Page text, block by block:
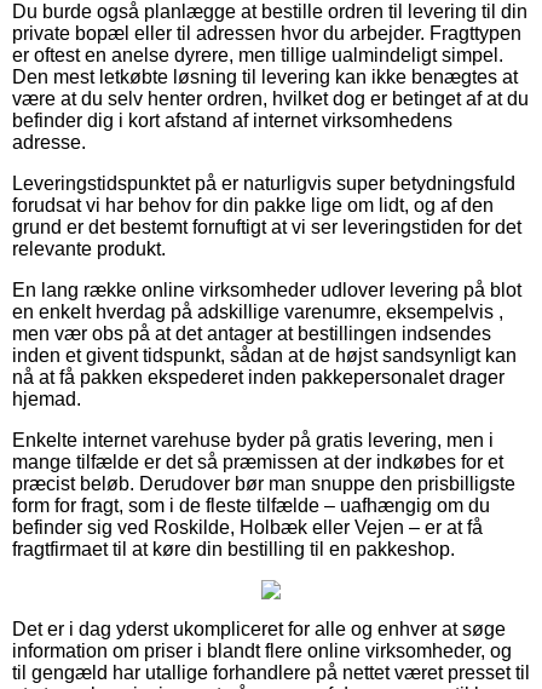
Du burde også planlægge at bestille ordren til levering til din
private bopæl eller til adressen hvor du arbejder. Fragttypen
er oftest en anelse dyrere, men tillige ualmindeligt simpel.
Den mest letkøbte løsning til levering kan ikke benægtes at
være at du selv henter ordren, hvilket dog er betinget af at du
befinder dig i kort afstand af internet virksomhedens
adresse.
Leveringstidspunktet på er naturligvis super betydningsfuld
forudsat vi har behov for din pakke lige om lidt, og af den
grund er det bestemt fornuftigt at vi ser leveringstiden for det
relevante produkt.
En lang række online virksomheder udlover levering på blot
en enkelt hverdag på adskillige varenumre, eksempelvis ,
men vær obs på at det antager at bestillingen indsendes
inden et givent tidspunkt, sådan at de højst sandsynligt kan
nå at få pakken ekspederet inden pakkepersonalet drager
hjemad.
Enkelte internet varehuse byder på gratis levering, men i
mange tilfælde er det så præmissen at der indkøbes for et
præcist beløb. Derudover bør man snuppe den prisbilligste
form for fragt, som i de fleste tilfælde – uafhængig om du
befinder sig ved Roskilde, Holbæk eller Vejen – er at få
fragtfirmaet til at køre din bestilling til en pakkeshop.
Det er i dag yderst ukompliceret for alle og enhver at søge
information om priser i blandt flere online virksomheder, og
til gengæld har utallige forhandlere på nettet været presset til